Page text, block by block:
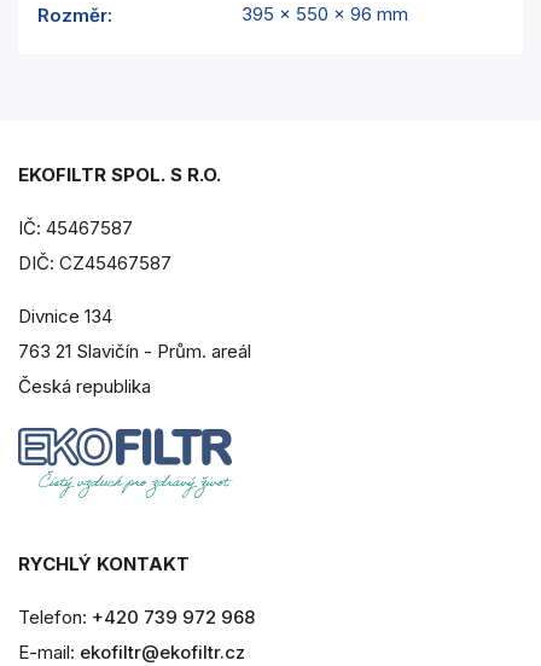
Rozměr: 395 x 550 x 96 mm
EKOFILTR SPOL. S R.O.
IČ: 45467587
DIČ: CZ45467587
Divnice 134
763 21 Slavičín - Prům. areál
Česká republika
RYCHLÝ KONTAKT
Telefon: +420 739 972 968
E-mail: ekofiltr@ekofiltr.cz